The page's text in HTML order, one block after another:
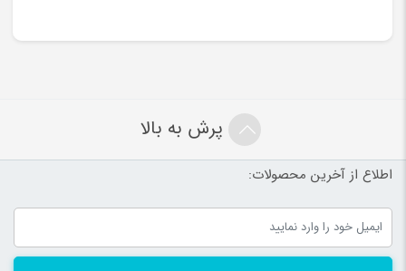
پرش به بالا
اطلاع از آخرین محصولات: